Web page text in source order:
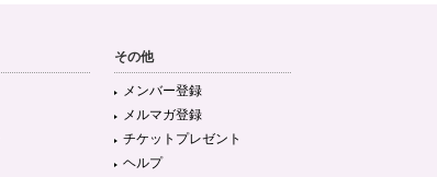
その他
メンバー登録
メルマガ登録
チケットプレゼント
ヘルプ